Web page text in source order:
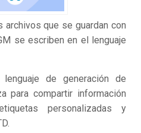
archivos que se guardan con
se escriben en el lenguaje
de generación de
para compartir información
personalizadas y